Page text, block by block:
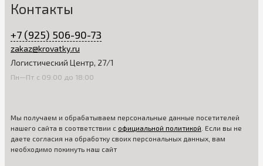
Контакты
+7 (925) 506-90-73
zakaz@krovatky.ru
Логистический Центр, 27/1
Пн—Пт с 09:00 до 18:00
Мы получаем и обрабатываем персональные данные посетителей
нашего сайта в соответствии с официальной политикой . Если вы не
даете согласия на обработку своих персональных данных, вам
необходимо покинуть наш сайт